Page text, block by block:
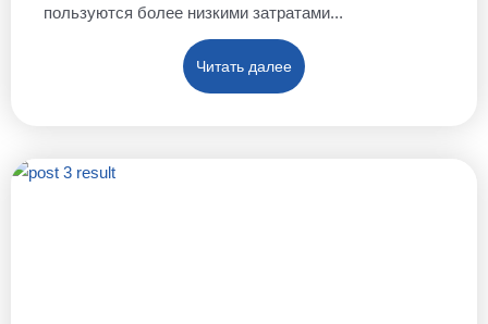
пользуются более низкими затратами...
Читать далее